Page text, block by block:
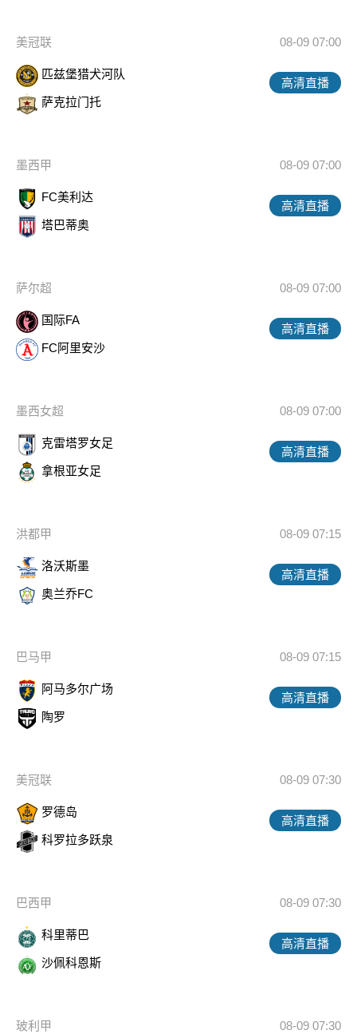
美冠联 08-09 07:00
匹兹堡猎犬河队
萨克拉门托
高清直播
墨西甲 08-09 07:00
FC美利达
塔巴蒂奥
高清直播
萨尔超 08-09 07:00
国际FA
FC阿里安沙
高清直播
墨西女超 08-09 07:00
克雷塔罗女足
拿根亚女足
高清直播
洪都甲 08-09 07:15
洛沃斯墨
奥兰乔FC
高清直播
巴马甲 08-09 07:15
阿马多尔广场
陶罗
高清直播
美冠联 08-09 07:30
罗德岛
科罗拉多跃泉
高清直播
巴西甲 08-09 07:30
科里蒂巴
沙佩科恩斯
高清直播
玻利甲 08-09 07:30